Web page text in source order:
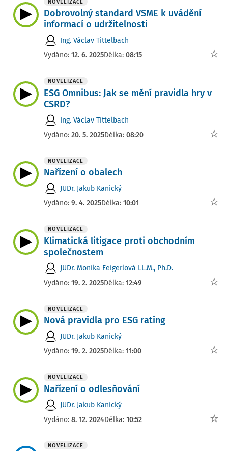
NOVELIZACE
Dobrovolný standard VSME k uvádění
informací o udržitelnosti
Ing. Václav Tittelbach
Vydáno: 12. 6. 2025Délka: 08:15
NOVELIZACE
ESG Omnibus: Jak se mění pravidla hry v
CSRD?
Ing. Václav Tittelbach
Vydáno: 20. 5. 2025Délka: 08:20
NOVELIZACE
Nařízení o obalech
JUDr. Jakub Kanický
Vydáno: 9. 4. 2025Délka: 10:01
NOVELIZACE
Klimatická litigace proti obchodním
společnostem
JUDr. Monika Feigerlová LL.M., Ph.D.
Vydáno: 19. 2. 2025Délka: 12:49
NOVELIZACE
Nová pravidla pro ESG rating
JUDr. Jakub Kanický
Vydáno: 19. 2. 2025Délka: 11:00
NOVELIZACE
Nařízení o odlesňování
JUDr. Jakub Kanický
Vydáno: 8. 12. 2024Délka: 10:52
NOVELIZACE